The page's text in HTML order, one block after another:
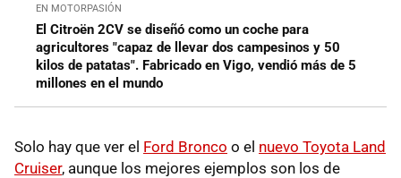
EN MOTORPASIÓN
El Citroën 2CV se diseñó como un coche para
agricultores "capaz de llevar dos campesinos y 50
kilos de patatas". Fabricado en Vigo, vendió más de 5
millones en el mundo
Solo hay que ver el Ford Bronco o el nuevo Toyota Land
Cruiser, aunque los mejores ejemplos son los de